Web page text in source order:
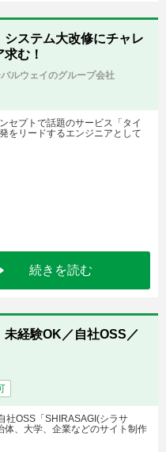
システム大改修にチャレ
む！
ルウェイのグループ会社
セプトで話題のサービス「タイ
をリードするエンジニアとして
続きを読む
未経験OK／自社OSS／
OSS「SHIRASAGI(シラサ
、大学、企業などのサイト制作